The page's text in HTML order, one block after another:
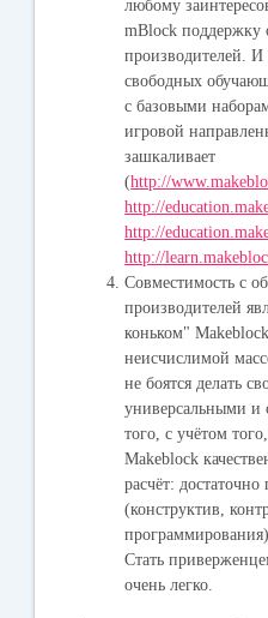
любому
mBlock поддержку
производителей. И
свободных
с базовыми
игровой
зашкаливает
(http://
http://
http://
http://
Совместимость с
производителей
коньком"
неисчислимой
не боятся делать
универсальными и
того, с учётом
Makeblock
расчёт:
(конструктив,
Стать
очень легко.